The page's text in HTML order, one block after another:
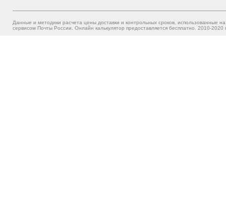
Данные и методики расчета цены доставки и контрольных сроков, использованные
сервисом Почты России. Онлайн калькулятор предоставляется бесплатно. 2010-2020